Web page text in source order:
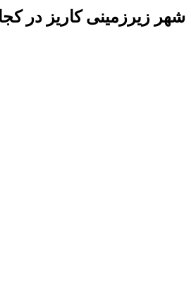
شهر زیرزمینی کاریز در